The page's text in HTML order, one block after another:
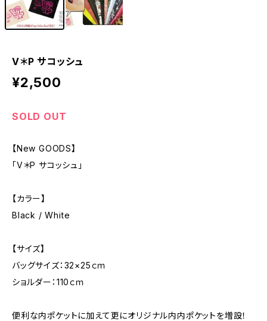
V＊P サコッシュ
¥2,500
SOLD OUT
【New GOODS】
「V＊P サコッシュ」
【カラー】
Black / White
【サイズ】
バッグサイズ：32×25ｃｍ
ショルダー：110ｃｍ
便利な内ポケットに加えて更にオリジナル内内ポケットを増設！